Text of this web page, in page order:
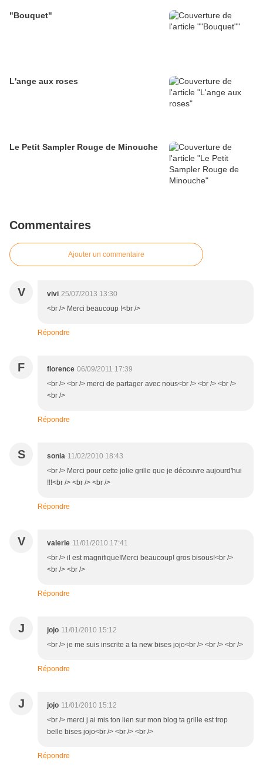
"Bouquet"
L'ange aux roses
Le Petit Sampler Rouge de Minouche
Commentaires
Ajouter un commentaire
V vivi 25/07/2013 13:30
<br /> Merci beaucoup !<br />
Répondre
F florence 06/09/2011 17:39
<br /> <br /> merci de partager avec nous<br /> <br /> <br />
<br />
Répondre
S sonia 11/02/2010 18:43
<br /> Merci pour cette jolie grille que je découvre aujourd'hui
!!!<br /> <br /> <br />
Répondre
V valerie 11/01/2010 17:41
<br /> il est magnifique!Merci beaucoup! gros bisous!<br />
<br /> <br />
Répondre
J jojo 11/01/2010 15:12
<br /> je me suis inscrite a ta new bises jojo<br /> <br /> <br />
Répondre
J jojo 11/01/2010 15:12
<br /> merci j ai mis ton lien sur mon blog ta grille est trop
belle bises jojo<br /> <br /> <br />
Répondre